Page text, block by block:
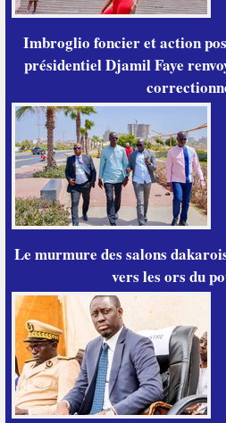
Imbroglio foncier et action
présidentiel Djamil Faye
Le murmure des salons
vers les ors du